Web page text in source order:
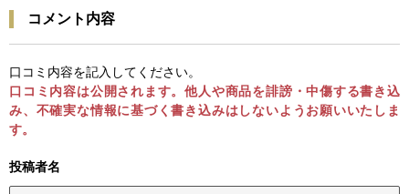
コメント内容
口コミ内容を記入してください。
口コミ内容は公開されます。他人や商品を誹謗・中傷する書き込
み、不確実な情報に基づく書き込みはしないようお願いいたしま
す。
投稿者名